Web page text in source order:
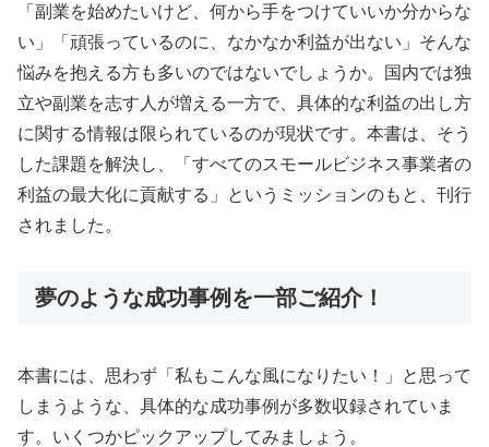
「副業を始めたいけど、何から手をつけていいか分からな
い」「頑張っているのに、なかなか利益が出ない」そんな
悩みを抱える方も多いのではないでしょうか。国内では独
立や副業を志す人が増える一方で、具体的な利益の出し方
に関する情報は限られているのが現状です。本書は、そう
した課題を解決し、「すべてのスモールビジネス事業者の
利益の最大化に貢献する」というミッションのもと、刊行
されました。
夢のような成功事例を一部ご紹介！
本書には、思わず「私もこんな風になりたい！」と思って
しまうような、具体的な成功事例が多数収録されていま
す。いくつかピックアップしてみましょう。